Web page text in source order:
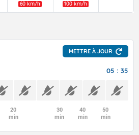
60 km/h 100 km/h
METTRE À JOUR
05 : 35
20
min
30
min
40
min
50
min